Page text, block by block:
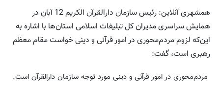
همشهری آنلاین: رئیس سازمان دارالقرآن الکریم 12 آبان در
همایش سراسری مدیران کل تبلیغات اسلامی استان‌ها با اشاره به
این‌که لزوم مردم‌محوری در امور قرآنی و دینی خواست مقام معظم
رهبری است، گفت:
مردم‌محوری در امور قرآنی و دینی مورد توجه سازمان دارالقرآن است.